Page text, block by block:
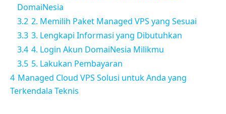
DomaiNesia
3.2 2. Memilih Paket Managed VPS yang Sesuai
3.3 3. Lengkapi Informasi yang Dibutuhkan
3.4 4. Login Akun DomaiNesia Milikmu
3.5 5. Lakukan Pembayaran
4 Managed Cloud VPS Solusi untuk Anda yang
Terkendala Teknis